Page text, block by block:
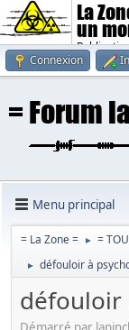
La
un
Connexion
Menu principal
= La Zone = ► =
► défouloir à
défouloir